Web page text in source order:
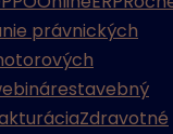
právnických
stavebný
Zdravotné